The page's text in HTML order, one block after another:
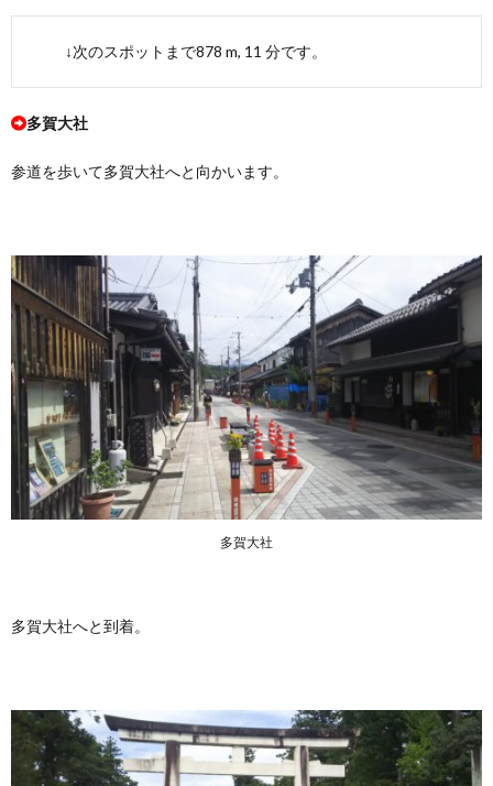
↓次のスポットまで878 m, 11 分です。
多賀大社
参道を歩いて多賀大社へと向かいます。
多賀大社
多賀大社へと到着。